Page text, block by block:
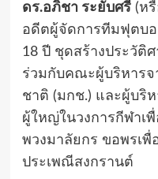
ดร.อภิชา ระยับศรี(หรื
อดีตผู้จัดการทีมฟุตบอ
18 ปี ชุดสร้างประวัติ
ร่วมกับคณะผู้บริหารจ
ชาติ (มกช.) และผู้บริห
ผู้ใหญ่ในวงการกีฬาเ
พวงมาลัยกร ขอพรเพื่
ประเพณีสงกรานต์